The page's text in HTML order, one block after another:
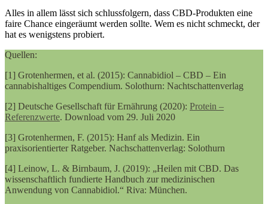
Alles in allem lässt sich schlussfolgern, dass CBD-Produkten eine
faire Chance eingeräumt werden sollte. Wem es nicht schmeckt, der
hat es wenigstens probiert.
Quellen:
[1] Grotenhermen, et al. (2015): Cannabidiol – CBD – Ein
cannabishaltiges Compendium. Solothurn: Nachtschattenverlag
[2] Deutsche Gesellschaft für Ernährung (2020): Protein –
Referenzwerte. Download vom 29. Juli 2020
[3] Grotenhermen, F. (2015): Hanf als Medizin. Ein
praxisorientierter Ratgeber. Nachschattenverlag: Solothurn
[4] Leinow, L. & Birnbaum, J. (2019): „Heilen mit CBD. Das
wissenschaftlich fundierte Handbuch zur medizinischen
Anwendung von Cannabidiol.“ Riva: München.